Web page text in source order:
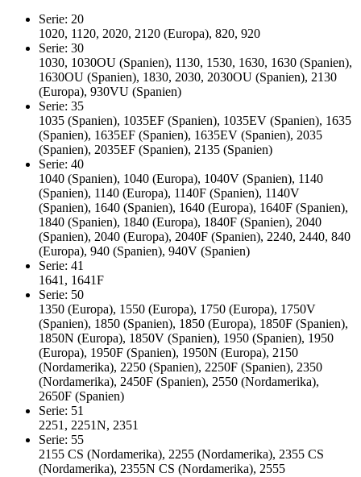
Serie: 20
1020, 1120, 2020, 2120 (Europa), 820, 920
Serie: 30
1030, 1030OU (Spanien), 1130, 1530, 1630, 1630 (Spanien),
1630OU (Spanien), 1830, 2030, 2030OU (Spanien), 2130
(Europa), 930VU (Spanien)
Serie: 35
1035 (Spanien), 1035EF (Spanien), 1035EV (Spanien), 1635
(Spanien), 1635EF (Spanien), 1635EV (Spanien), 2035
(Spanien), 2035EF (Spanien), 2135 (Spanien)
Serie: 40
1040 (Spanien), 1040 (Europa), 1040V (Spanien), 1140
(Spanien), 1140 (Europa), 1140F (Spanien), 1140V
(Spanien), 1640 (Spanien), 1640 (Europa), 1640F (Spanien),
1840 (Spanien), 1840 (Europa), 1840F (Spanien), 2040
(Spanien), 2040 (Europa), 2040F (Spanien), 2240, 2440, 840
(Europa), 940 (Spanien), 940V (Spanien)
Serie: 41
1641, 1641F
Serie: 50
1350 (Europa), 1550 (Europa), 1750 (Europa), 1750V
(Spanien), 1850 (Spanien), 1850 (Europa), 1850F (Spanien),
1850N (Europa), 1850V (Spanien), 1950 (Spanien), 1950
(Europa), 1950F (Spanien), 1950N (Europa), 2150
(Nordamerika), 2250 (Spanien), 2250F (Spanien), 2350
(Nordamerika), 2450F (Spanien), 2550 (Nordamerika),
2650F (Spanien)
Serie: 51
2251, 2251N, 2351
Serie: 55
2155 CS (Nordamerika), 2255 (Nordamerika), 2355 CS
(Nordamerika), 2355N CS (Nordamerika), 2555